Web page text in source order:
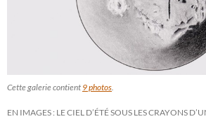
Cette galerie contient 9 photos.
EN IMAGES : LE CIEL D’ÉTÉ SOUS LES CRAYONS